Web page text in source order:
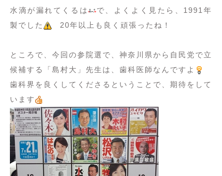
水滴が漏れてくるは
で、よくよく見たら、1991年
製でした
20年以上も良く頑張ったね！
ところで、今回の参院選で、神奈川県から自民党で立
候補する「島村大」先生は、歯科医師なんですよ
歯科界を良くしてくださるということで、期待をして
います